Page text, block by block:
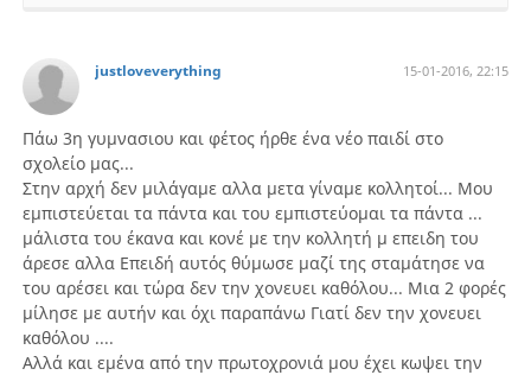
justloveverything 15-01-2016, 22:15
Πάω 3η γυμνασιου και φέτος ήρθε ένα νέο παιδί στο
σχολείο μας...
Στην αρχή δεν μιλάγαμε αλλα μετα γίναμε κολλητοί... Μου
εμπιστεύεται τα πάντα και του εμπιστεύομαι τα πάντα ...
μάλιστα του έκανα και κονέ με την κολλητή μ επειδη του
άρεσε αλλα Επειδή αυτός θύμωσε μαζί της σταμάτησε να
του αρέσει και τώρα δεν την χονευει καθόλου... Μια 2 φορές
μίλησε με αυτήν και όχι παραπάνω Γιατί δεν την χονευει
καθόλου ....
Αλλά και εμένα από την πρωτοχρονιά μου έχει κωψει την